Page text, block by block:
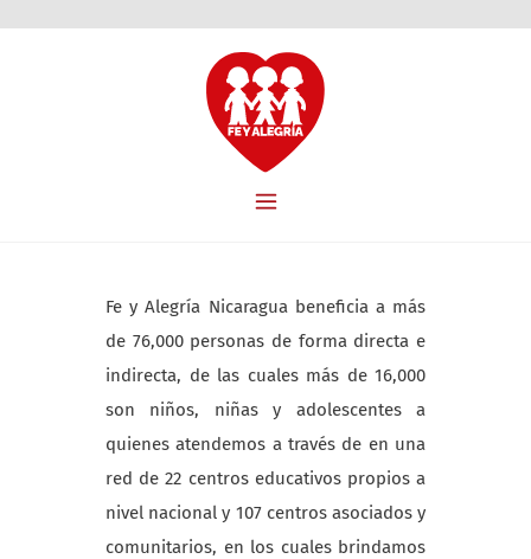
Fe y Alegría Nicaragua beneficia a más
de 76,000 personas de forma directa e
indirecta, de las cuales más de 16,000
son niños, niñas y adolescentes a
quienes atendemos a través de en una
red de 22 centros educativos propios a
nivel nacional y 107 centros asociados y
comunitarios, en los cuales brindamos